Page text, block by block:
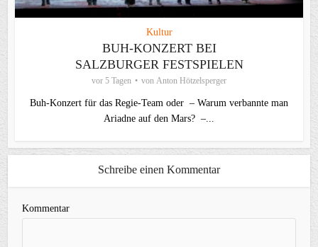
Kultur
BUH-KONZERT BEI
SALZBURGER FESTSPIELEN
vor 5 Tagen von Anton Hötzelsperger
Buh-Konzert für das Regie-Team oder – Warum verbannte man
Ariadne auf den Mars? –...
Schreibe einen Kommentar
Kommentar